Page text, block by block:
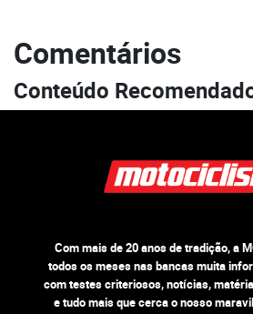
Comentários
Conteúdo
Com mais de 20 anos de tradição, a
todos os meses nas bancas muita
com testes criteriosos, notícias,
e tudo mais que cerca o nosso